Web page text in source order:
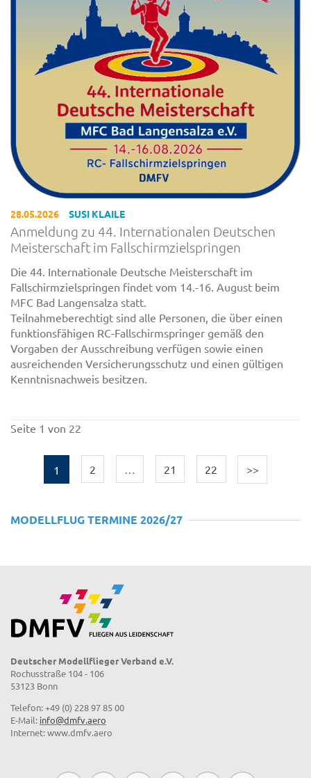
28.05.2026 SUSI KLAILE
Anmeldung zu 44. Internationalen Deutschen
Meisterschaft im Fallschirmzielspringen
Die 44. Internationale Deutsche Meisterschaft im
Fallschirmzielspringen findet vom 14.-16. August beim
MFC Bad Langensalza statt.
Teilnahmeberechtigt sind alle Personen, die über einen
funktionsfähigen RC-Fallschirmspringer gemäß den
Vorgaben der Ausschreibung verfügen sowie einen
ausreichenden Versicherungsschutz und einen gültigen
Kenntnisnachweis besitzen.
Seite 1 von 22
1 2 … 21 22 >>
MODELLFLUG TERMINE 2026/27
Deutscher Modellflieger Verband e.V.
Rochusstraße 104 - 106
53123 Bonn
Telefon: +49 (0) 228 97 85 00
E-Mail: info@dmfv.aero
Internet: www.dmfv.aero